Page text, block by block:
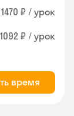
₽ / урок
₽ / урок
время